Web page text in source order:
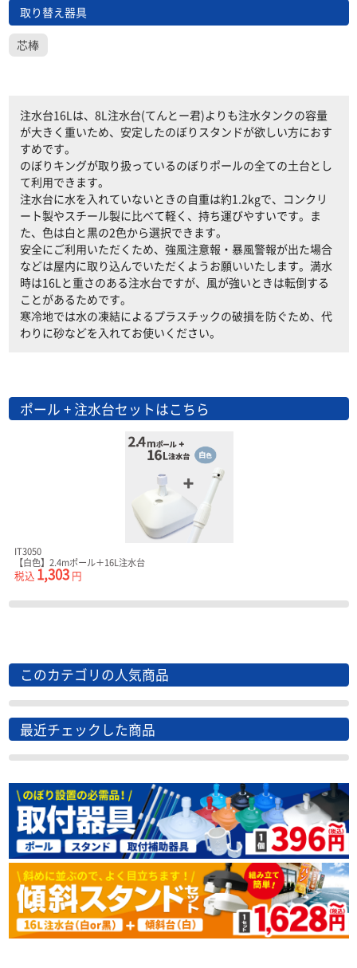
取り替え器具
芯棒
注水台16Lは、8L注水台(てんとー君)よりも注水タンクの容量
が大きく重いため、安定したのぼりスタンドが欲しい方におす
すめです。
のぼりキングが取り扱っているのぼりポールの全ての土台とし
て利用できます。
注水台に水を入れていないときの自重は約1.2kgで、コンクリ
ート製やスチール製に比べて軽く、持ち運びやすいです。ま
た、色は白と黒の2色から選択できます。
安全にご利用いただくため、強風注意報・暴風警報が出た場合
などは屋内に取り込んでいただくようお願いいたします。満水
時は16Lと重さのある注水台ですが、風が強いときは転倒する
ことがあるためです。
寒冷地では水の凍結によるプラスチックの破損を防ぐため、代
わりに砂などを入れてお使いください。
ポール + 注水台セットはこちら
IT3050
【白色】2.4mポール＋16L注水台
税込 1,303 円
このカテゴリの人気商品
最近チェックした商品